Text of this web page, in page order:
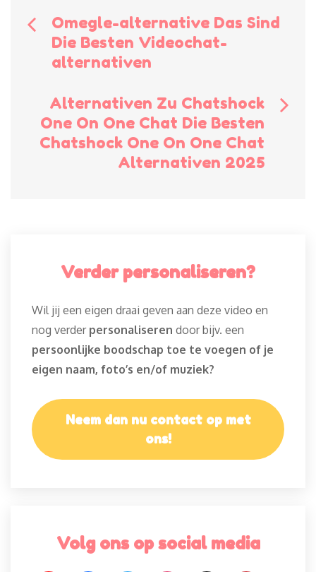
Bericht
navigatie
Omegle-alternative Das Sind
Die Besten Videochat-
alternativen
Alternativen Zu Chatshock
One On One Chat Die Besten
Chatshock One On One Chat
Alternativen 2025
Verder personaliseren?
Wil jij een eigen draai geven aan deze video en
nog verder personaliseren door bijv. een
persoonlijke boodschap toe te voegen of je
eigen naam, foto’s en/of muziek?
Neem dan nu contact op met
ons!
Volg ons op social media